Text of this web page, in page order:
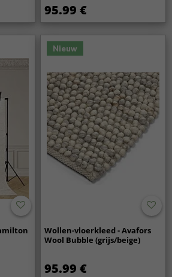
95.99 €
Nieuw
Wollen-vloerkleed - Avafors
Wool Bubble (grijs/beige)
95.99 €